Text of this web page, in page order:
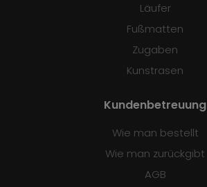
Läufer
Fußmatten
Zugaben
Kunstrasen
Kundenbetreuung
Wie man bestellt
Wie man zurückgibt
AGB